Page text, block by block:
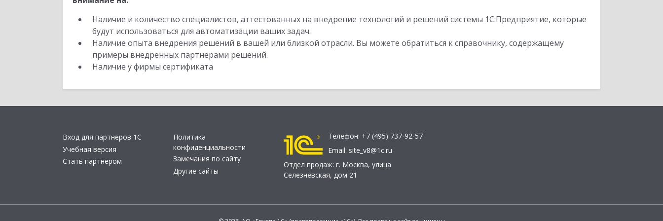
Наличие и количество специалистов, аттестованных на внедрение технологий и решений системы 1С:Предприятие, которые
будут использоваться для автоматизации ваших задач.
Наличие опыта внедрения решений в вашей или близкой отрасли. Вы можете обратиться к справочнику, содержащему
примеры внедренных партнерами решений.
Наличие у фирмы сертификата
Вход для партнеров 1С
Учебная версия
Стать партнером
Политика
конфиденциальности
Замечания по сайту
Другие сайты
Телефон: +7 (495) 737-92-57
Email: site_v8@1c.ru
Отдел продаж: г. Москва, улица
Селезнёвская, дом 21